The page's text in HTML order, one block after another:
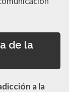
de la
a la